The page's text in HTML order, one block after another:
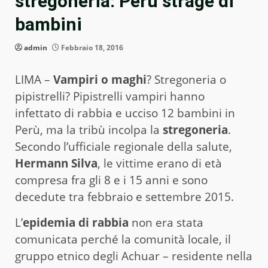
bambini
admin Febbraio 18, 2016
LIMA – Vampiri o maghi? Stregoneria o
pipistrelli? Pipistrelli vampiri hanno
infettato di rabbia e ucciso 12 bambini in
Perù, ma la tribù incolpa la stregoneria.
Secondo l’ufficiale regionale della salute,
Hermann Silva, le vittime erano di età
compresa fra gli 8 e i 15 anni e sono
decedute tra febbraio e settembre 2015.
L’epidemia di rabbia non era stata
comunicata perché la comunità locale, il
gruppo etnico degli Achuar – residente nella